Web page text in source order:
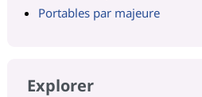
Portables par majeure
Explorer